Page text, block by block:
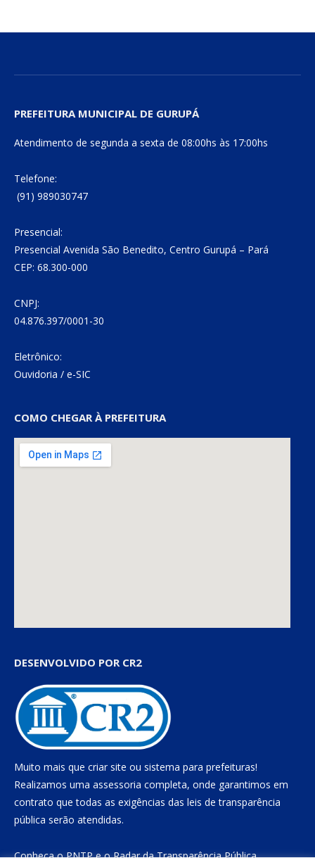
PREFEITURA MUNICIPAL DE GURUPÁ
Atendimento de segunda a sexta de 08:00hs às 17:00hs
Telefone:
(91) 989030747
Presencial:
Presencial Avenida São Benedito, Centro Gurupá – Pará
CEP: 68.300-000
CNPJ:
04.876.397/0001-30
Eletrônico:
Ouvidoria / e-SIC
COMO CHEGAR À PREFEITURA
DESENVOLVIDO POR CR2
Muito mais que criar site ou sistema para prefeituras!
Realizamos uma assessoria completa, onde garantimos em
contrato que todas as exigências das leis de transparência
pública serão atendidas.